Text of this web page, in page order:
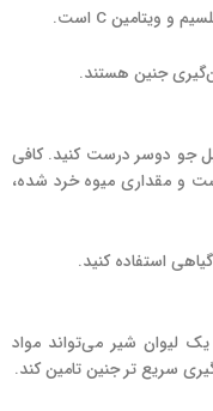
جنین هستند.
جو دوسر درست کنید. کافی
ماست و مقداری میوه خرد شده،
استفاده کنید.
لیوان شیر می‌تواند مواد
سریع تر جنین تامین کند.